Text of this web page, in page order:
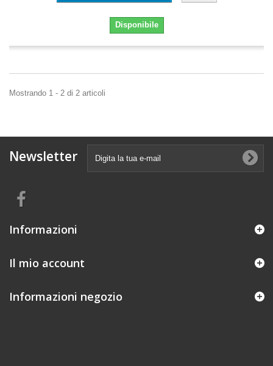
Disponibile
Mostrando 1 - 2 di 2 articoli
Newsletter
Informazioni
Il mio account
Informazioni negozio